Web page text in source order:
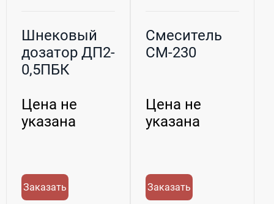
Шнековый
дозатор ДП2-
0,5ПБК
Цена не
указана
Заказать
Смеситель
СМ-230
Цена не
указана
Заказать